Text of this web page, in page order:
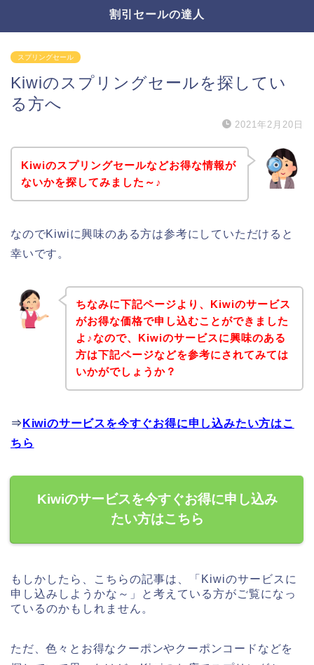
割引セールの達人
スプリングセール
Kiwiのスプリングセールを探してい
る方へ
2021年2月20日
Kiwiのスプリングセールなどお得な情報が
ないかを探してみました～♪
なのでKiwiに興味のある方は参考にしていただけると
幸いです。
ちなみに下記ページより、Kiwiのサービス
がお得な価格で申し込むことができました
よ♪なので、Kiwiのサービスに興味のある
方は下記ページなどを参考にされてみては
いかがでしょうか？
⇒ Kiwiのサービスを今すぐお得に申し込みたい方はこ
ちら
Kiwiのサービスを今すぐお得に申し込み
たい方はこちら
もしかしたら、こちらの記事は、「Kiwiのサービスに
申し込みしようかな～」と考えている方がご覧になっ
ているのかもしれません。
ただ、色々とお得なクーポンやクーポンコードなどを